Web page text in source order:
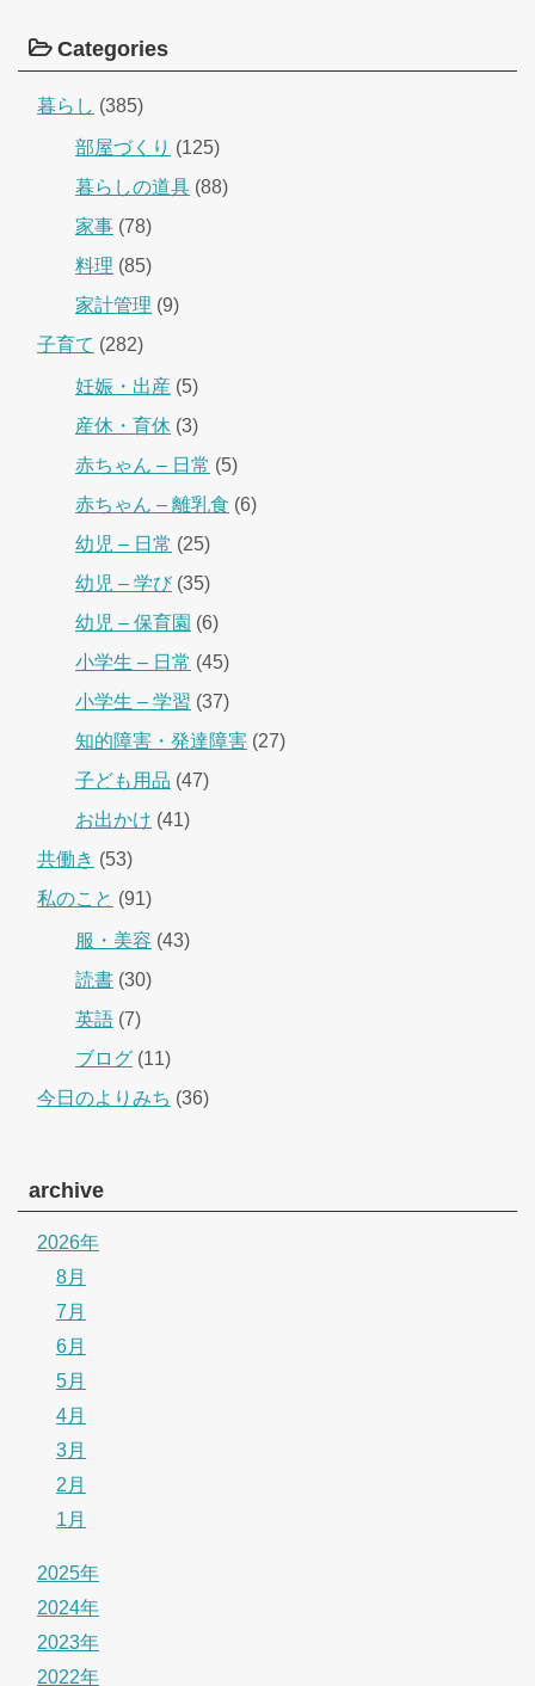
Categories
暮らし (385)
部屋づくり (125)
暮らしの道具 (88)
家事 (78)
料理 (85)
家計管理 (9)
子育て (282)
妊娠・出産 (5)
産休・育休 (3)
赤ちゃん – 日常 (5)
赤ちゃん – 離乳食 (6)
幼児 – 日常 (25)
幼児 – 学び(35)
幼児 – 保育園 (6)
小学生 – 日常 (45)
小学生 – 学習 (37)
知的障害・発達障害 (27)
子ども用品 (47)
お出かけ (41)
共働き (53)
私のこと (91)
服・美容 (43)
読書 (30)
英語 (7)
ブログ (11)
今日のよりみち (36)
archive
2026年
8月
7月
6月
5月
4月
3月
2月
1月
2025年
2024年
2023年
2022年